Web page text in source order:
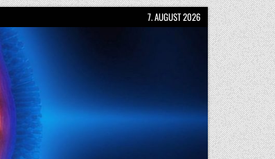
7. AUGUST 2026